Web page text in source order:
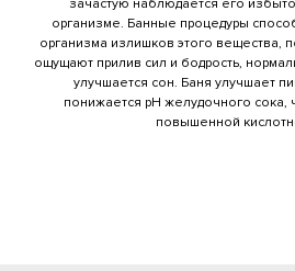
справление нужды в
Ущерб арендованного
зачастую наблюдается его
организме. Банные процедуры
организма излишков этого вещества,
ощущают прилив сил и бодрость,
улучшается сон. Баня улучшает
понижается pH желудочного
повышенной